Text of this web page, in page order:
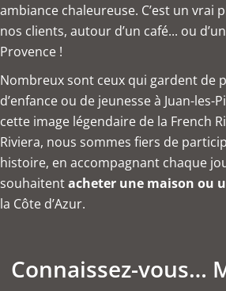
ambiance chaleureuse. C’est un vrai
nos clients, autour d’un café... ou
Provence !
Nombreux sont ceux qui gardent de
d’enfance ou de jeunesse à Juan-les-
cette image légendaire de la French
Riviera, nous sommes fiers de
histoire, en accompagnant chaque
souhaitentacheter une maison ou
la Côte d’Azur.
Connaissez-vous…